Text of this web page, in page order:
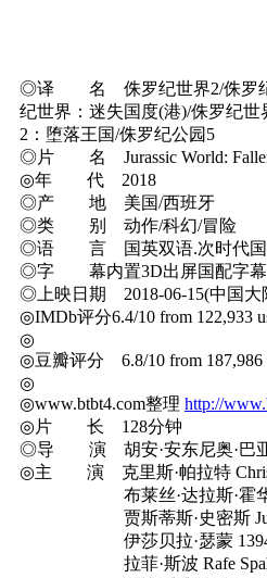
◎译 名 侏罗纪世界2/侏罗纪
纪世界：迷失国度(港)/侏罗纪
2：堕落王国/侏罗纪公园5
◎片 名 Jurassic World:
◎年 代 2018
◎产 地 美国/西班牙
◎类 别 动作/科幻/冒险
◎语 言 国英双语.次时代国
◎字 幕内置3D出屏国配字幕
◎上映日期 2018-06-15(中国大
◎IMDb评分6.4/10 from 122,933
◎
◎豆瓣评分 6.8/10 from 187,986
◎
◎www.btbt4.com整理 http://
◎片 长 128分钟
◎导 演 胡安·安东尼奥·巴亚
◎主 演 克里斯·帕拉特 Chris
布莱丝·达拉斯·霍华德
贾斯蒂斯·史密斯
伊莎贝拉·瑟蒙
拉菲·斯波 Rafe